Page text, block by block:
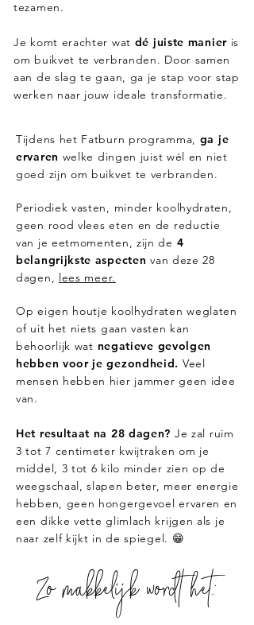
tezamen.
Je komt erachter wat dé juiste manieris
om buikvet te verbranden. Door samen
aan de slag te gaan, ga je stap voor stap
werken naar jouw ideale transformatie.
Tijdens het Fatburn programma, ga je
ervaren welke dingen juist wél en niet
goed zijn om buikvet te verbranden.
Periodiek vasten, minder koolhydraten,
geen rood vlees eten en de reductie
van je eetmomenten, zijn de 4
belangrijkste aspecten van deze 28
dagen, lees meer.
Op eigen houtje koolhydraten weglaten
of uit het niets gaan vasten kan
behoorlijk wat negatieve gevolgen
hebben voor je gezondheid. Veel
mensen hebben hier jammer geen idee
van.
Het resultaat na 28 dagen? Je zal ruim
3 tot 7 centimeter kwijtraken om je
middel, 3 tot 6 kilo minder zien op de
weegschaal, slapen beter, meer energie
hebben, geen hongergevoel ervaren en
een dikke vette glimlach krijgen als je
naar zelf kijkt in de spiegel. 😁
Zo makkelijk wordt het;